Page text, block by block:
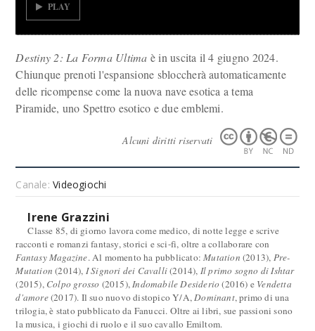
PLAY
Destiny 2: La Forma Ultima è in uscita il 4 giugno 2024.
Chiunque prenoti l'espansione sbloccherà automaticamente
delle ricompense come la nuova nave esotica a tema
Piramide, uno Spettro esotico e due emblemi.
Alcuni diritti riservati
Canale:Videogiochi
Irene Grazzini
Classe 85, di giorno lavora come medico, di notte legge e scrive
racconti e romanzi fantasy, storici e sci-fi, oltre a collaborare con
Fantasy Magazine. Al momento ha pubblicato:Mutation (2013), Pre-
Mutation (2014), I Signori dei Cavalli(2014), Il primo sogno di Ishtar
(2015), Colpo grosso (2015),Indomabile Desiderio (2016) e Vendetta
d'amore(2017). Il suo nuovo distopico Y/A,Dominant, primo di una
trilogia, è stato pubblicato da Fanucci. Oltre ai libri, sue passioni sono
la musica, i giochi di ruolo e il suo cavallo Emiltom.